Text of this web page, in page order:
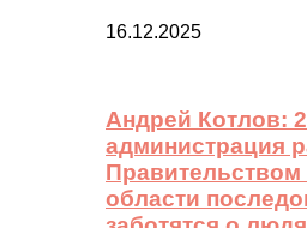
16.12.2025
Андрей Котлов:
администрация
области